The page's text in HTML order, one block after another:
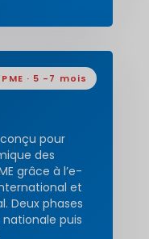
· 5 -7 mois
pour
des
grâce à l’e-
et
Deux phases
puis